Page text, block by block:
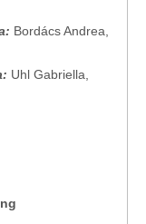
Bordács Andrea,
Uhl Gabriella,